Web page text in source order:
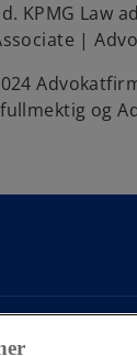
KPMG Law
|
og